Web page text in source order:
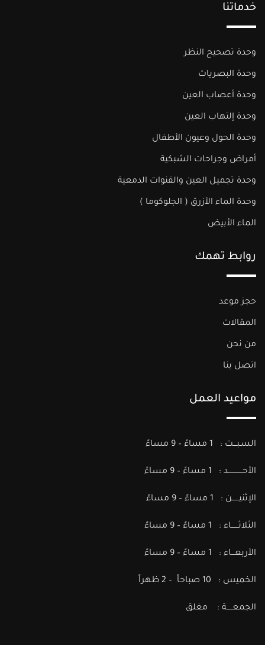
خدماتنا
وحدة تصحيح النظر
وحدة البصريات
وحدة أعصاب العين
وحدة إلتهاب العين
وحدة الحول وعيون الأطفال
أمراض وجراحات الشبكية
وحدة تجميل العين والقنوات الدمعية
وحدة الماء الأزرق ( الجلوكوما )​
الماء الأبيض
روابط تهمك
حجز موعد
المقالات
من نحن
اتصل بنا
مواعيد العمل
السـبـــت : 1 مساءً – 9 مساءً
الأحــــــــــــد : 1 مساءً – 9 مساءً
الإثنيــــــن : 1 مساءً – 9 مساءً
الثلاثــــــاء : 1 مساءً – 9 مساءً
الأربعـــاء : 1 مساءً – 9 مساءً
الخميس : 10 صباحاً – 2 ظهراً
الجمعـــــة : مغلق